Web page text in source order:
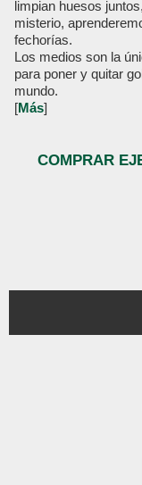
limpian huesos
misterio,
fechorías.
Los medios son la
para poner y quitar
mundo.
[Más]
COMPRAR